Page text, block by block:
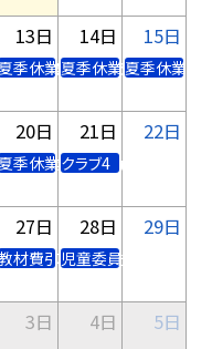
学校閉庁日
13日
夏季休業21 学校閉庁日
14日
夏季休業22 学校閉
15日
夏季休業23
20日
夏季休業28 移動図書 貸出
21日
クラブ4
22日
学習（1年）
年） フッ化物洗口（高）
27日
材費引落日
28日
児童委員会5 フッ化
29日
3日 4日 5日